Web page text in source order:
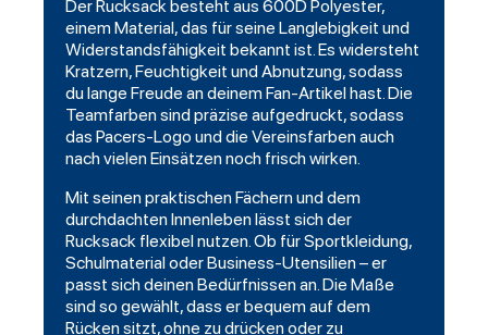
Der Rucksack besteht aus 600D Polyester,
einem Material, das für seine Langlebigkeit und
Widerstandsfähigkeit bekannt ist. Es widersteht
Kratzern, Feuchtigkeit und Abnutzung, sodass
du lange Freude an deinem Fan-Artikel hast. Die
Teamfarben sind präzise aufgedruckt, sodass
das Pacers-Logo und die Vereinsfarben auch
nach vielen Einsätzen noch frisch wirken.
Mit seinen praktischen Fächern und dem
durchdachten Innenleben lässt sich der
Rucksack flexibel nutzen. Ob für Sportkleidung,
Schulmaterial oder Business-Utensilien – er
passt sich deinen Bedürfnissen an. Die Maße
sind so gewählt, dass er bequem auf dem
Rücken sitzt, ohne zu drücken oder zu